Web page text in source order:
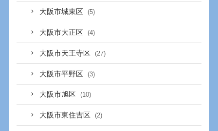
大阪市城東区 (5)
大阪市大正区 (4)
大阪市天王寺区 (27)
大阪市平野区 (3)
大阪市旭区 (10)
大阪市東住吉区 (2)